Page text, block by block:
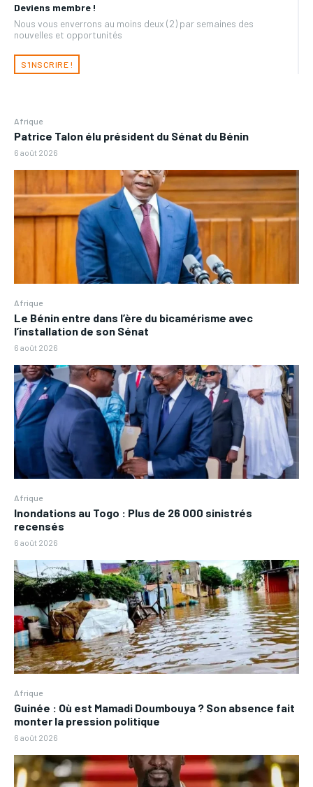
Deviens membre !
Nous vous enverrons au moins deux (2) par semaines des
nouvelles et opportunités
S'INSCRIRE !
Afrique
Patrice Talon élu président du Sénat du Bénin
6 août 2026
Afrique
Le Bénin entre dans l’ère du bicamérisme avec
l’installation de son Sénat
6 août 2026
Afrique
Inondations au Togo : Plus de 26 000 sinistrés
recensés
6 août 2026
Afrique
Guinée : Où est Mamadi Doumbouya ? Son absence fait
monter la pression politique
6 août 2026